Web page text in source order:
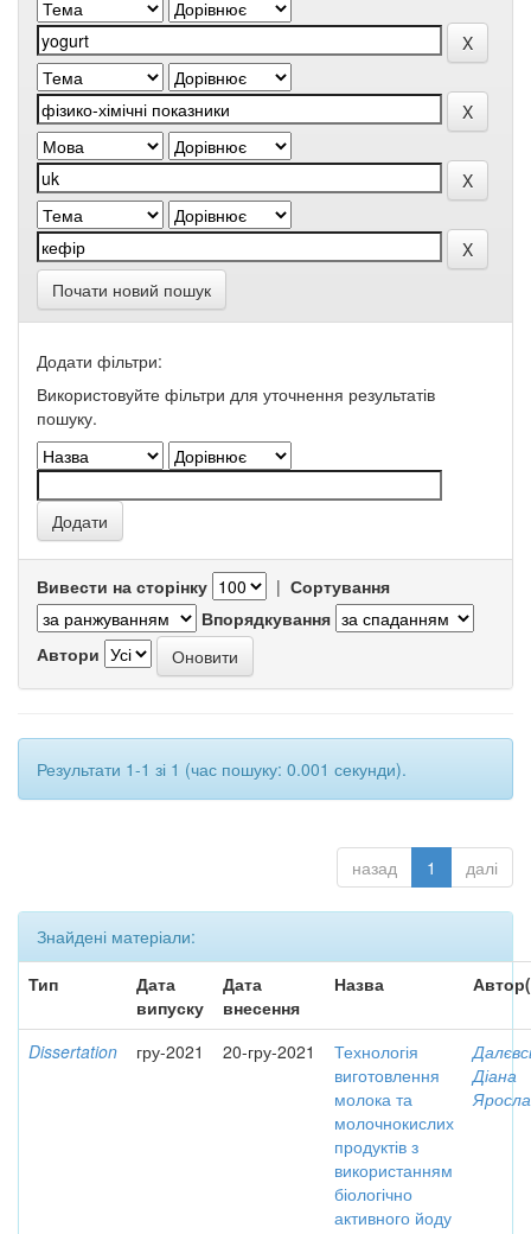
Почати новий пошук
Додати фільтри:
Використовуйте фільтри для уточнення результатів
пошуку.
Вивести на сторінку | Сортування
Впорядкування
Автори
Результати 1-1 зі 1 (час пошуку: 0.001 секунди).
назад 1 далі
Знайдені матеріали:
Тип
Дата
випуску
Дата
внесення
Назва
Dissertation гру-2021 20-гру-2021
Технологія
виготовлення
молока та
молочнокислих
продуктів з
використанням
біологічно
активного йоду
Діана